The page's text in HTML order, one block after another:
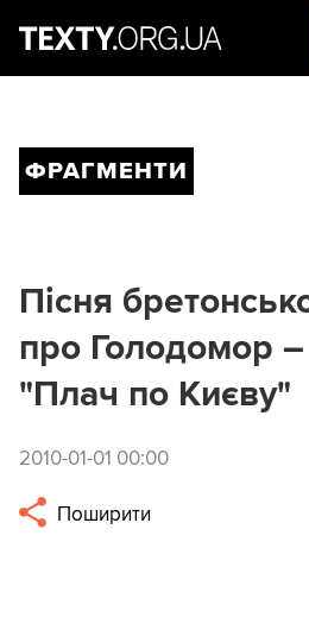
ФРАГМЕНТИ
Пісня
про Голодомор
"Плач по Києву"
2010-01-01 00:00
Поширити